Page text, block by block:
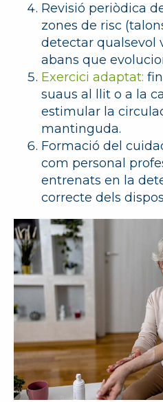
Revisió periòdica
zones de risc
detectar qualsevol
abans que
Exercici adaptat:
suaus al llit o a la
estimular la
mantinguda.
Formació del
com personal
entrenats en la
correcte dels